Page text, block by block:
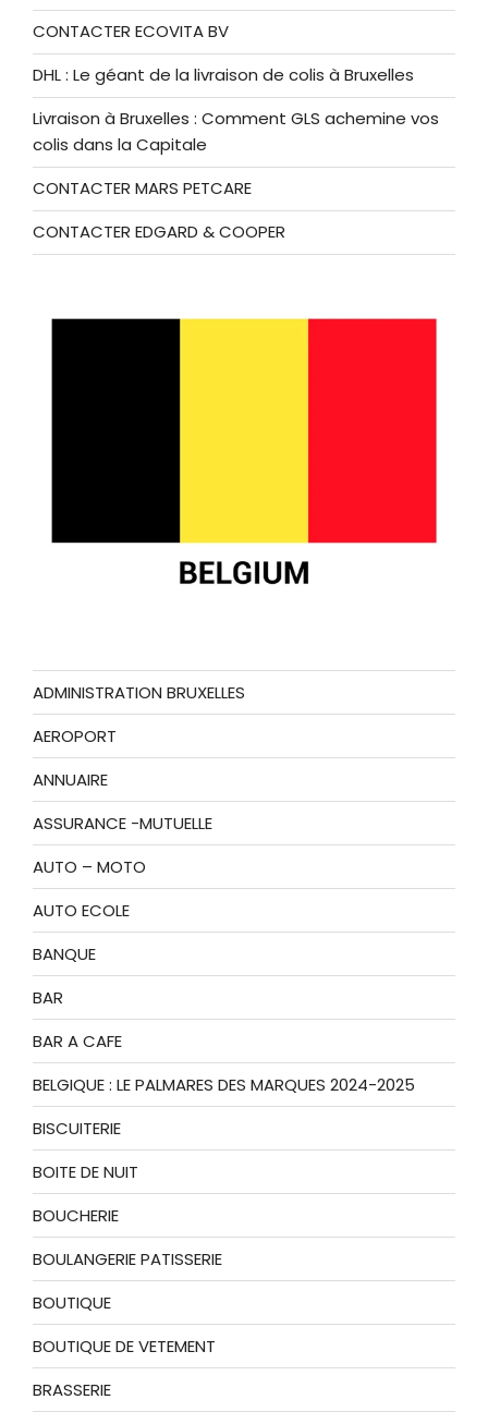
CONTACTER ECOVITA BV
DHL : Le géant de la livraison de colis à Bruxelles
Livraison à Bruxelles : Comment GLS achemine vos
colis dans la Capitale
CONTACTER MARS PETCARE
CONTACTER EDGARD & COOPER
ADMINISTRATION BRUXELLES
AEROPORT
ANNUAIRE
ASSURANCE -MUTUELLE
AUTO – MOTO
AUTO ECOLE
BANQUE
BAR
BAR A CAFE
BELGIQUE : LE PALMARES DES MARQUES 2024-2025
BISCUITERIE
BOITE DE NUIT
BOUCHERIE
BOULANGERIE PATISSERIE
BOUTIQUE
BOUTIQUE DE VETEMENT
BRASSERIE